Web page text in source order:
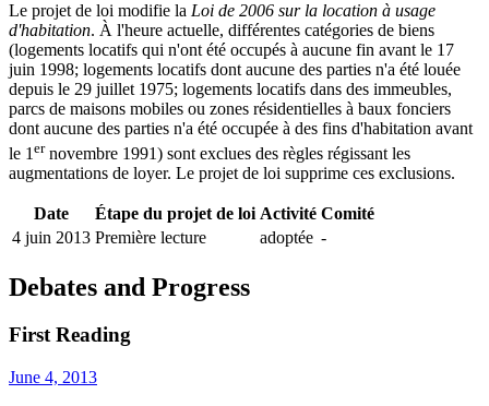
Le projet de loi modifie la Loi de 2006 sur la location à usage
d'habitation. À l'heure actuelle, différentes catégories de biens
(logements locatifs qui n'ont été occupés à aucune fin avant le 17
juin 1998; logements locatifs dont aucune des parties n'a été louée
depuis le 29 juillet 1975; logements locatifs dans des immeubles,
parcs de maisons mobiles ou zones résidentielles à baux fonciers
dont aucune des parties n'a été occupée à des fins d'habitation avant
le 1 ernovembre 1991) sont exclues des règles régissant les
augmentations de loyer. Le projet de loi supprime ces exclusions.
Date Étape du projet de loi Activité Comité
4 juin 2013 Première lecture adoptée -
Debates and Progress
First Reading
June 4, 2013